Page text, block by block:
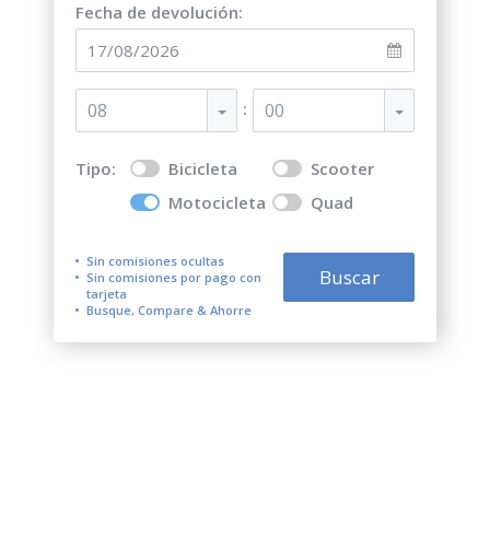
Fecha de devolución:
08 : 00
Tipo: Bicicleta
Scooter
Motocicleta
Quad
Sin comisiones ocultas
Sin comisiones por pago con
tarjeta
Busque, Compare & Ahorre
Buscar